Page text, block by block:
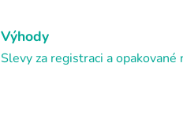
Výhody
Slevy za registraci a opakované